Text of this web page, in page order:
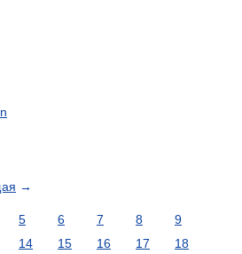
→
5 6 7 8
9
14 15 16 17
18